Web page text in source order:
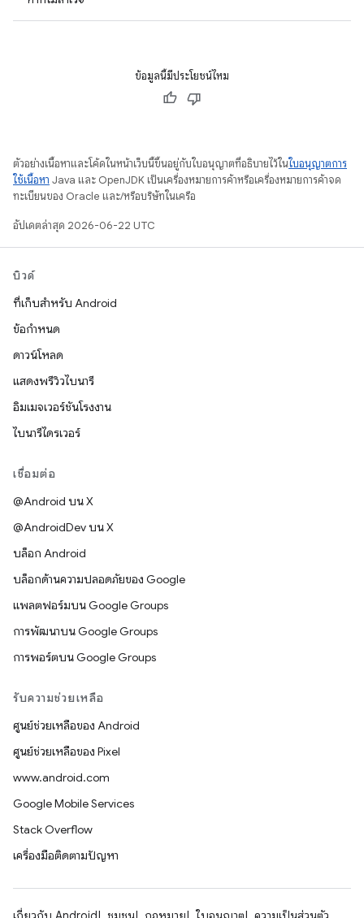
ข้อมูลนี้มีประโยชน์ไหม
ตัวอย่างเนื้อหาและโค้ดในหน้าเว็บนี้ขึ้นอยู่กับใบอนุญาตที่อธิบายไว้ในใบอนุญาตการ
ใช้เนื้อหา Java และ OpenJDK เป็นเครื่องหมายการค้าหรือเครื่องหมายการค้าจด
ทะเบียนของ Oracle และ/หรือบริษัทในเครือ
อัปเดตล่าสุด 2026-06-22 UTC
บิวด์
ที่เก็บสำหรับ Android
ข้อกำหนด
ดาวน์โหลด
แสดงพรีวิวไบนารี
อิมเมจเวอร์ชันโรงงาน
ไบนารีไดรเวอร์
เชื่อมต่อ
@Android บน X
@AndroidDev บน X
บล็อก Android
บล็อกด้านความปลอดภัยของ Google
แพลตฟอร์มบน Google Groups
การพัฒนาบน Google Groups
การพอร์ตบน Google Groups
รับความช่วยเหลือ
ศูนย์ช่วยเหลือของ Android
ศูนย์ช่วยเหลือของ Pixel
www.android.com
Google Mobile Services
Stack Overflow
เครื่องมือติดตามปัญหา